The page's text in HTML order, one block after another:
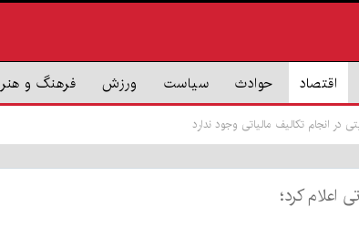
اقتصاد حوادث سیاست ورزش فرهنگ و هنر
در انجام تکالیف مالیاتی وجود ندارد
اعلام کرد؛